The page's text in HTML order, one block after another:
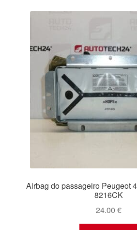
Airbag do passageiro Peugeot
8216CK
24.00 €